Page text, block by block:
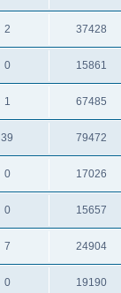
2 37428
0 15861
1 67485
39 79472
0 17026
0 15657
7 24904
0 19190